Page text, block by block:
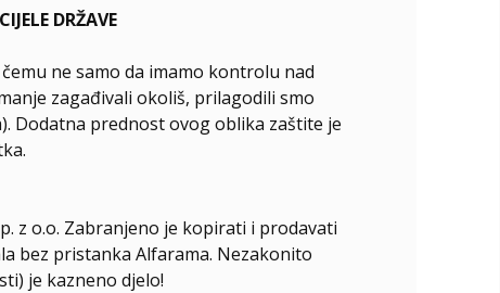
DRŽAVE
ne samo da imamo kontrolu nad
zagađivali okoliš, prilagodili smo
Dodatna prednost ovog oblika zaštite je
z o.o. Zabranjeno je kopirati i prodavati
bez pristanka Alfarama. Nezakonito
je kazneno djelo!